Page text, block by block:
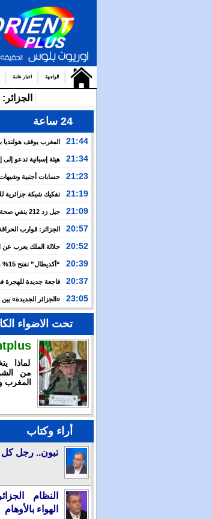
الواجهة اخبار عامة
24 ساعة
21:44
المغرب يوقف
أمستردام
21:34
هيئة إسبانية تدعو إلى
وتعتبر إعادتهما إلى المغرب مسألة
21:23
حسابات أجنبية
الإنسان يكشف خفايا التعبئة
21:19
تفكيك شبكة جزائرية
بين إسبانيا والجزائر
21:09
جيل زد 212
ويحذر من منشورات مفبركة
20:57
الجزائر: قوارب
وسط صمت رسمي وإعلامي
20:52
جلالة الملك يعرب عن
الاستراتيجية بين المغرب والكوت
20:39
الدولية لـ”العربية للاستثمار”
20:37
وعطشا بعد أسبوعين من التيه قرب
23:05
«الجزائر الجديدة»
والتضييق
تحت الاضواء
لماذا
من
المغرب
أراء وكتاب
تبون.. رجل كل
النظام
الهواء بالأوهام